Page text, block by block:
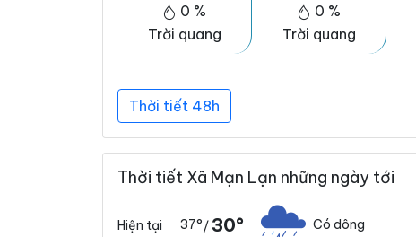
0 %
Trời quang
0 %
Trời quang
Thời tiết 48h
Thời tiết Xã Mạn Lạn những ngày tới
Hiện tại 37°/30° Có dông